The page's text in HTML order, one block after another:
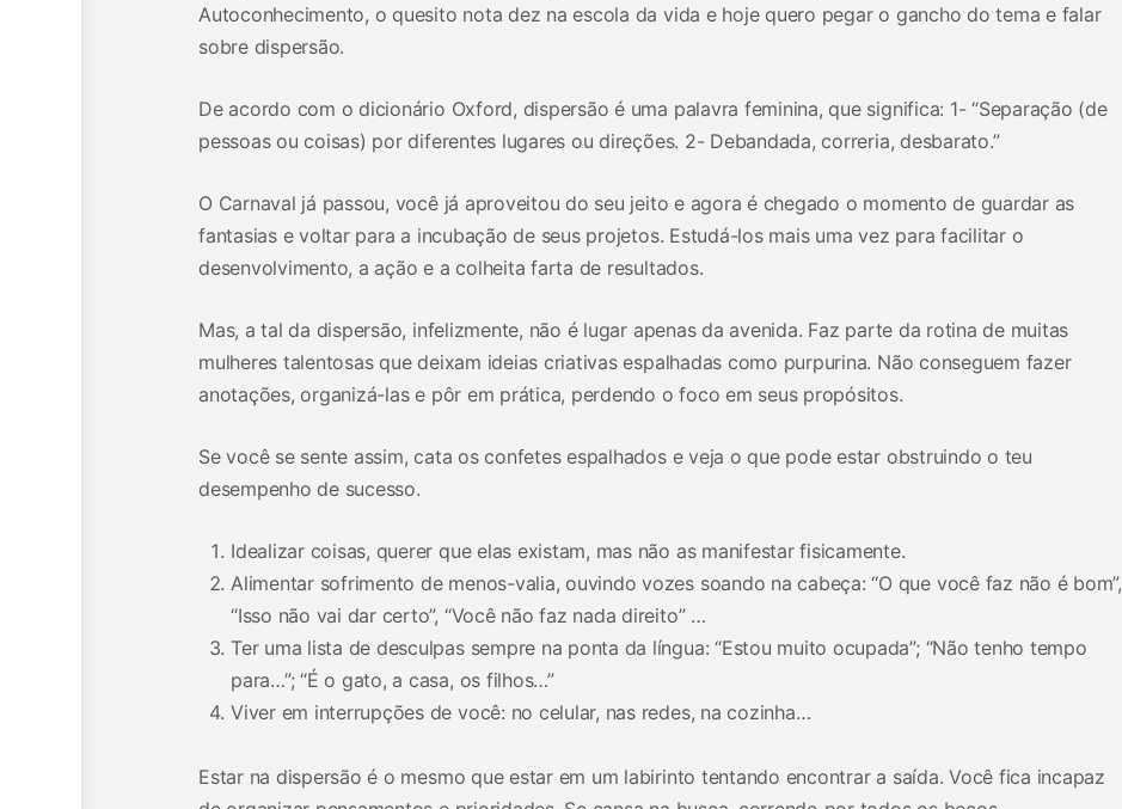
Autoconhecimento, o quesito nota dez na escola da vida e hoje quero pegar o gancho do tema e falar
sobre dispersão.
De acordo com o dicionário Oxford, dispersão é uma palavra feminina, que significa: 1- “Separação (de
pessoas ou coisas) por diferentes lugares ou direções. 2- Debandada, correria, desbarato.”
O Carnaval já passou, você já aproveitou do seu jeito e agora é chegado o momento de guardar as
fantasias e voltar para a incubação de seus projetos. Estudá-los mais uma vez para facilitar o
desenvolvimento, a ação e a colheita farta de resultados.
Mas, a tal da dispersão, infelizmente, não é lugar apenas da avenida. Faz parte da rotina de muitas
mulheres talentosas que deixam ideias criativas espalhadas como purpurina. Não conseguem fazer
anotações, organizá-las e pôr em prática, perdendo o foco em seus propósitos.
Se você se sente assim, cata os confetes espalhados e veja o que pode estar obstruindo o teu
desempenho de sucesso.
Idealizar coisas, querer que elas existam, mas não as manifestar fisicamente.
Alimentar sofrimento de menos-valia, ouvindo vozes soando na cabeça: “O que você faz não é bom”,
“Isso não vai dar certo”, “Você não faz nada direito” …
Ter uma lista de desculpas sempre na ponta da língua: “Estou muito ocupada”; “Não tenho tempo
para…”; “É o gato, a casa, os filhos…”
Viver em interrupções de você: no celular, nas redes, na cozinha…
Estar na dispersão é o mesmo que estar em um labirinto tentando encontrar a saída. Você fica incapaz